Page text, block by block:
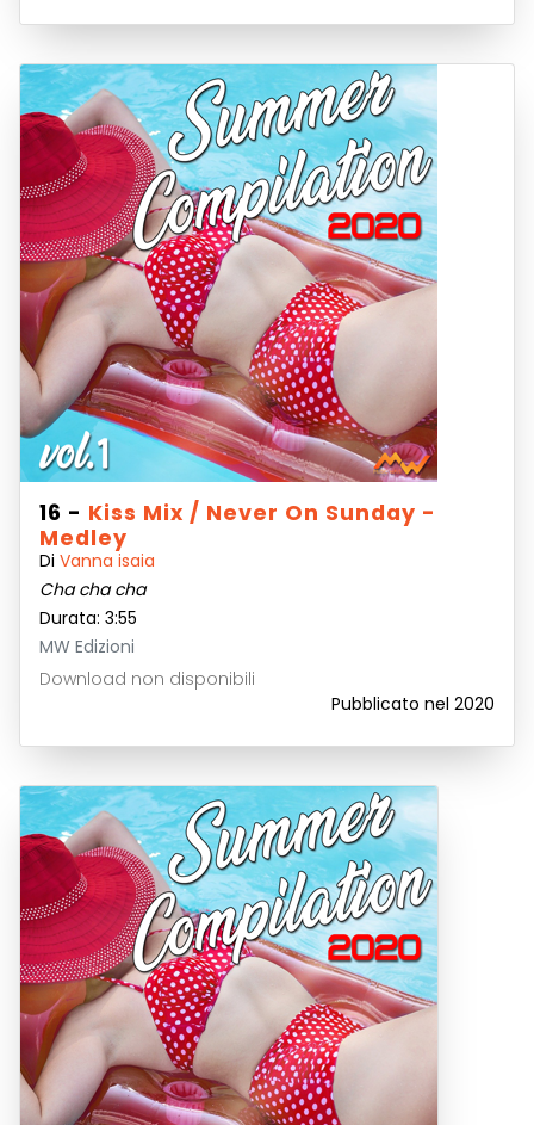
16 - Kiss Mix / Never On Sunday -
Medley
Di Vanna isaia
Cha cha cha
Durata: 3:55
MW Edizioni
Download non disponibili
Pubblicato nel 2020